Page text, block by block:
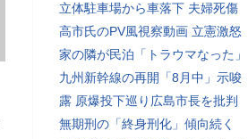
立体駐車場から車落下 夫婦死傷
高市氏のPV風視察動画 立憲激怒
家の隣が民泊「トラウマなった」
九州新幹線の再開「8月中」示唆
露 原爆投下巡り広島市長を批判
無期刑の「終身刑化」傾向続く